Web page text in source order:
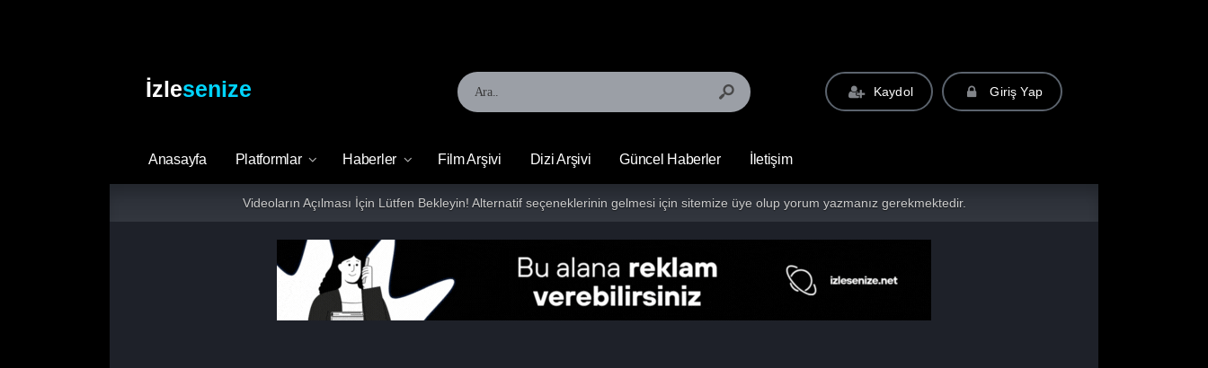
İzlesenize Kaydol Giriş Yap
Anasayfa Platformlar Haberler Film Arşivi Dizi Arşivi Güncel Haberler İletişim
Videoların Açılması İçin Lütfen Bekleyin! Alternatif seçeneklerinin gelmesi için sitemize üye olup yorum yazmanız gerekmektedir.